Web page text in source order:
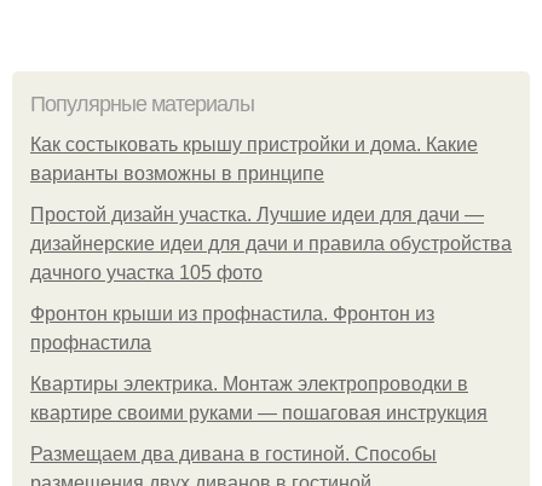
Популярные материалы
Как состыковать крышу пристройки и дома. Какие
варианты возможны в принципе
Простой дизайн участка. Лучшие идеи для дачи —
дизайнерские идеи для дачи и правила обустройства
дачного участка 105 фото
Фронтон крыши из профнастила. Фронтон из
профнастила
Квартиры электрика. Монтаж электропроводки в
квартире своими руками — пошаговая инструкция
Размещаем два дивана в гостиной. Способы